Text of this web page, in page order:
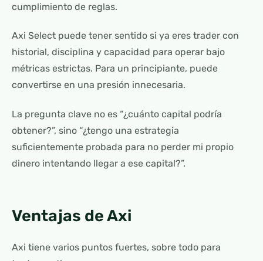
cumplimiento de reglas.
Axi Select puede tener sentido si ya eres trader con
historial, disciplina y capacidad para operar bajo
métricas estrictas. Para un principiante, puede
convertirse en una presión innecesaria.
La pregunta clave no es “¿cuánto capital podría
obtener?”, sino “¿tengo una estrategia
suficientemente probada para no perder mi propio
dinero intentando llegar a ese capital?”.
Ventajas de Axi
Axi tiene varios puntos fuertes, sobre todo para